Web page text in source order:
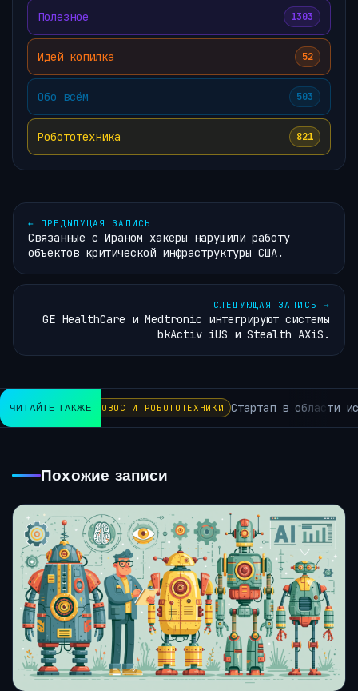
Полезное 1303
Идей копилка 52
Обо всём 503
Робототехника 821
← ПРЕДЫДУЩАЯ ЗАПИСЬ
Связанные с Ираном хакеры нарушили работу
объектов критической инфраструктуры США.
СЛЕДУЮЩАЯ ЗАПИСЬ →
GE HealthCare и Medtronic интегрируют системы
bkActiv iUS и Stealth AXiS.
ЧИТАЙТЕ ТАКЖЕНОВОСТИ РОБОТОТЕХНИКИ Стартап в области
Похожие записи